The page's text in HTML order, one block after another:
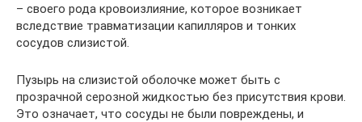
– своего рода кровоизлияние, которое возникает
вследствие травматизации капилляров и тонких
сосудов слизистой.
Пузырь на слизистой оболочке может быть с
прозрачной серозной жидкостью без присутствия крови.
Это означает, что сосуды не были повреждены, и